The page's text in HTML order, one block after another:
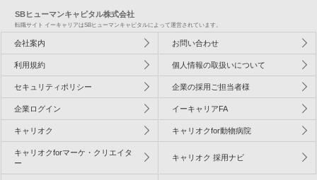
SBヒューマンキャピタル株式会社
転職サイト イーキャリアはSBヒューマンキャピタルによって運営されています。
会社案内 お問い合わせ
利用規約 個人情報の取扱いについて
セキュリティポリシー 企業の採用ご担当者様
企業ログイン イーキャリアFA
キャリオク キャリオクfor動物病院
キャリオクforマーケ・クリエイタ
ー
キャリオク 採用ナビ